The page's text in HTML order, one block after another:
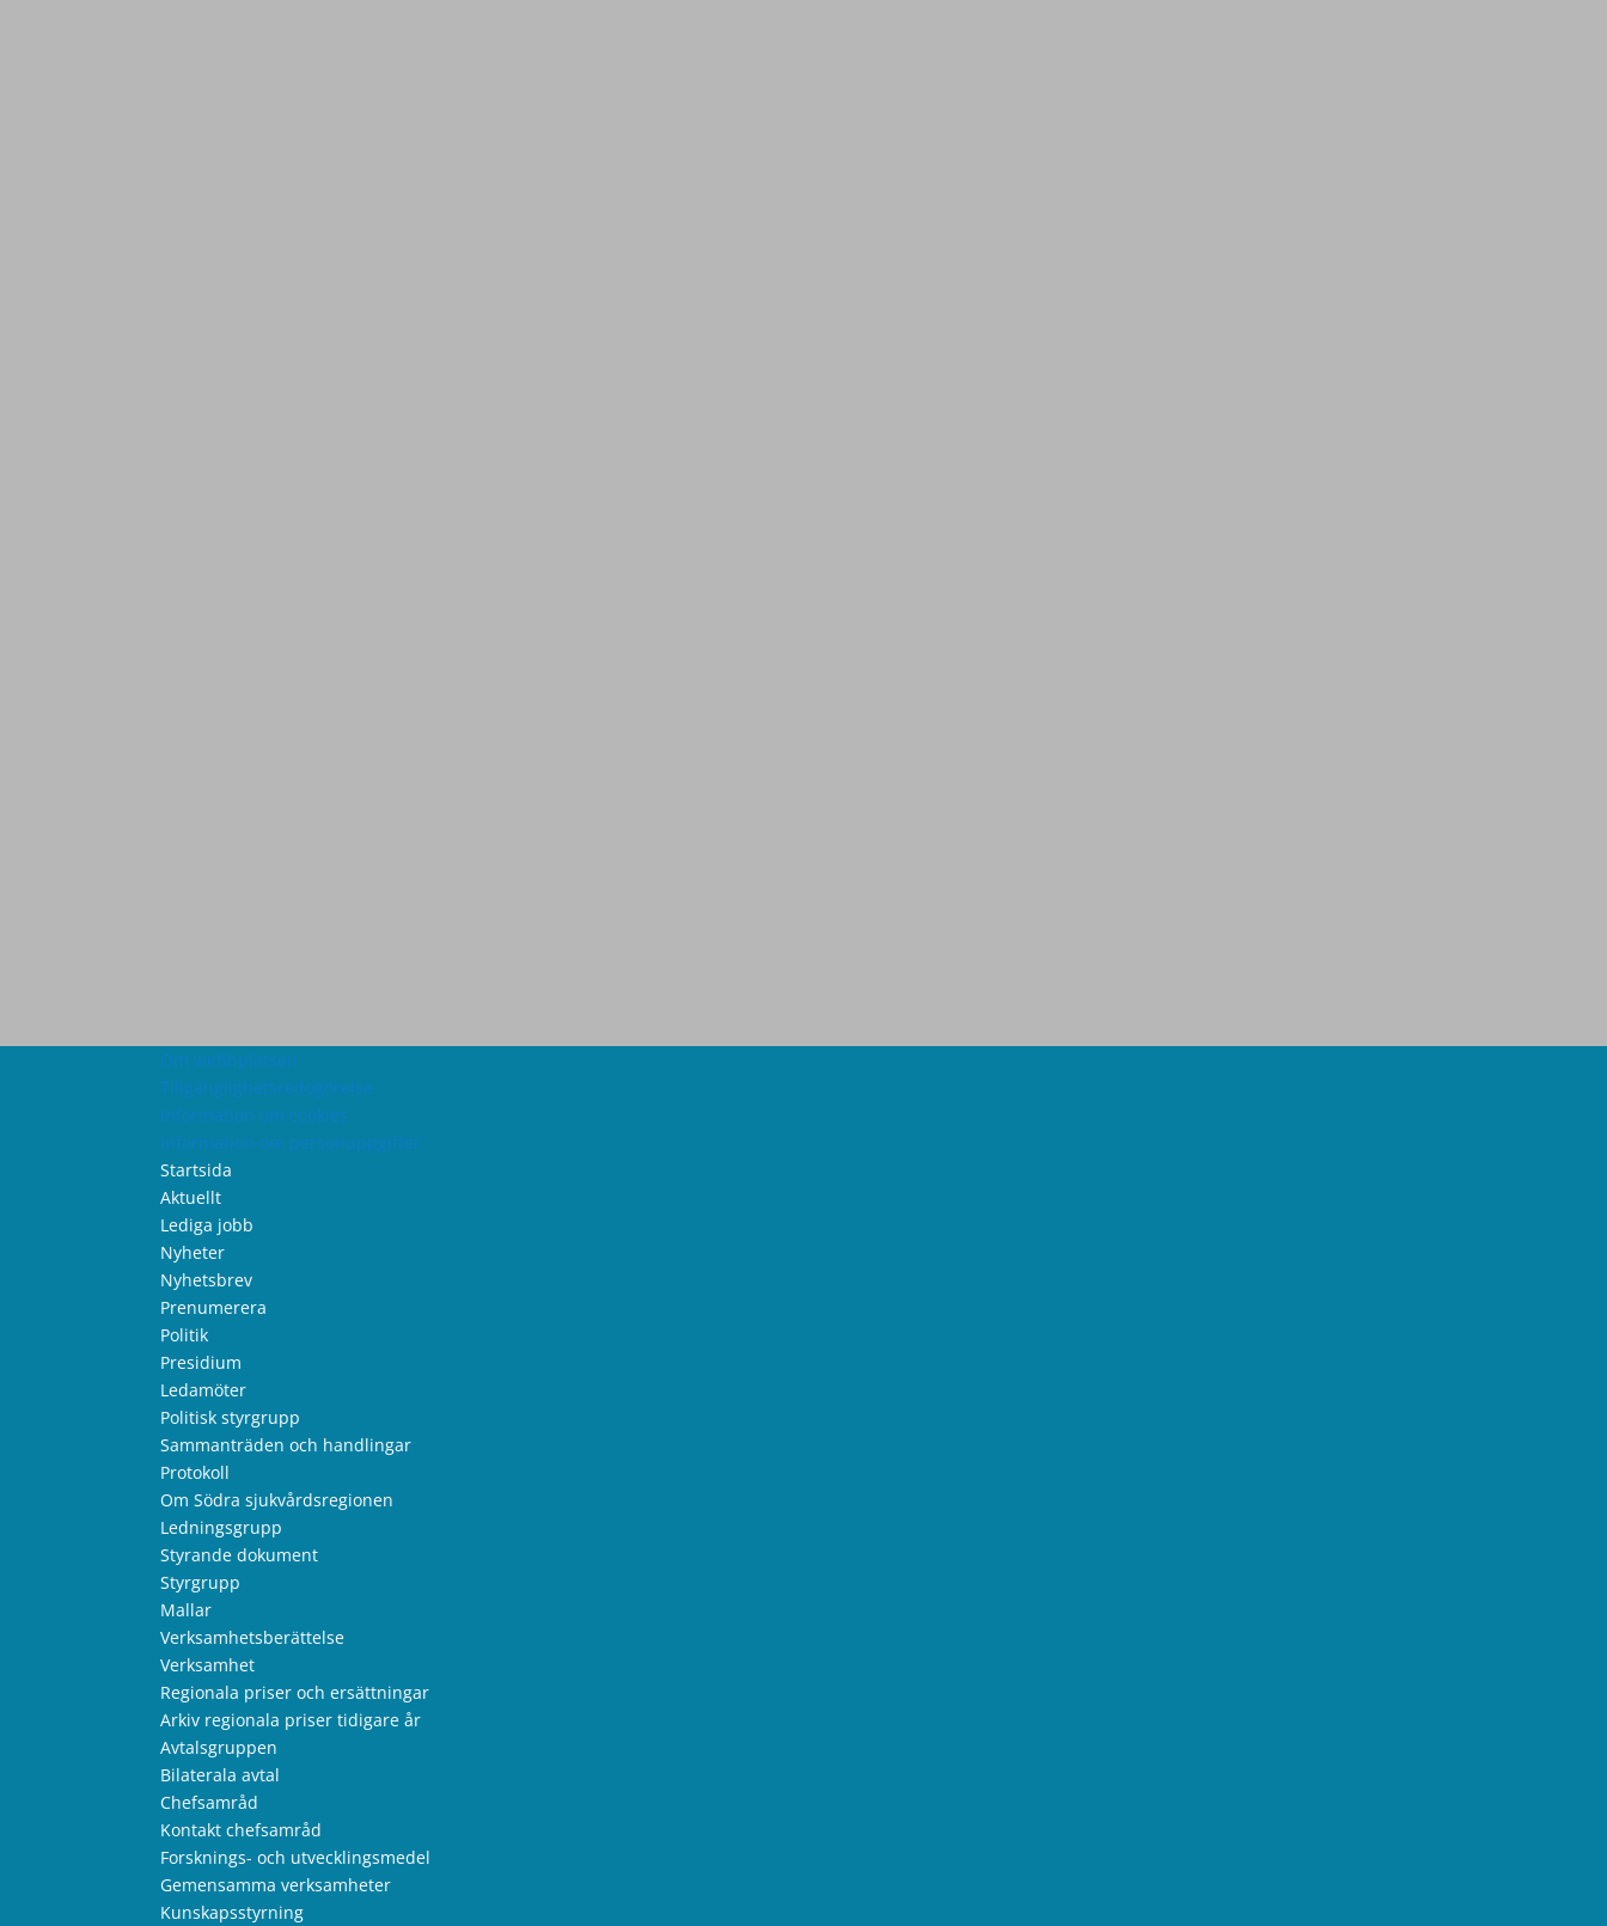
Om webbplatsen
Tillgänglighetsredogörelse
Information om cookies
Information om personuppgifter
Startsida
Aktuellt
Lediga jobb
Nyheter
Nyhetsbrev
Prenumerera
Politik
Presidium
Ledamöter
Politisk styrgrupp
Sammanträden och handlingar
Protokoll
Om Södra sjukvårdsregionen
Ledningsgrupp
Styrande dokument
Styrgrupp
Mallar
Verksamhetsberättelse
Verksamhet
Regionala priser och ersättningar
Arkiv regionala priser tidigare år
Avtalsgruppen
Bilaterala avtal
Chefsamråd
Kontakt chefsamråd
Forsknings- och utvecklingsmedel
Gemensamma verksamheter
Kunskapsstyrning